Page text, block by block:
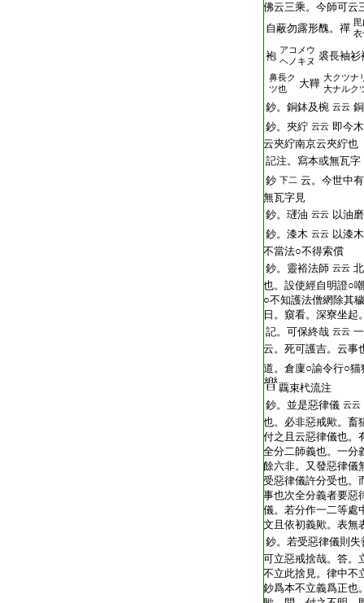
佛云三乘。今師可云
自蔽勿露形醜。禪 毘
衣
袍 アコメウ
ヘノキヌ 裘長袖衫
鼻長ク
ツ也
大鞾 大クツナ
大ナルク
鈔。銅鉢及椀 云云
鈔。夾紵 云云 即今
云夾紵南京云夾紵也
記注。寫本或無瓦字
鈔 下二 云。今世中
無瓦字見
鈔。璭油 云云 以油
鈔。漆木 云云 以漆
不當法○不得索償
鈔。靈裕法師 云云
也。設使經自明證○
○不知護法僧網除其
日。窺看。深寮坐起
記。可保終哉 云云
云。死可護吉。云事
道。倉廩○諭令行○猫
覊束杙流注
鈔。並是惡律儀 云云
也。必非惡戒歟。畜
付之且云惡律儀也。
全分二師義也。一分
餘六非。又發惡律儀
受惡律儀許分受也。
事也次全分義者要惡
儀。若分作一二等處
文且依初義歟。表無
鈔。若受惡律儀則失
可立惡戒捨哉。答。
不立此捨見。律中不
鈔爲本不立義爲正也